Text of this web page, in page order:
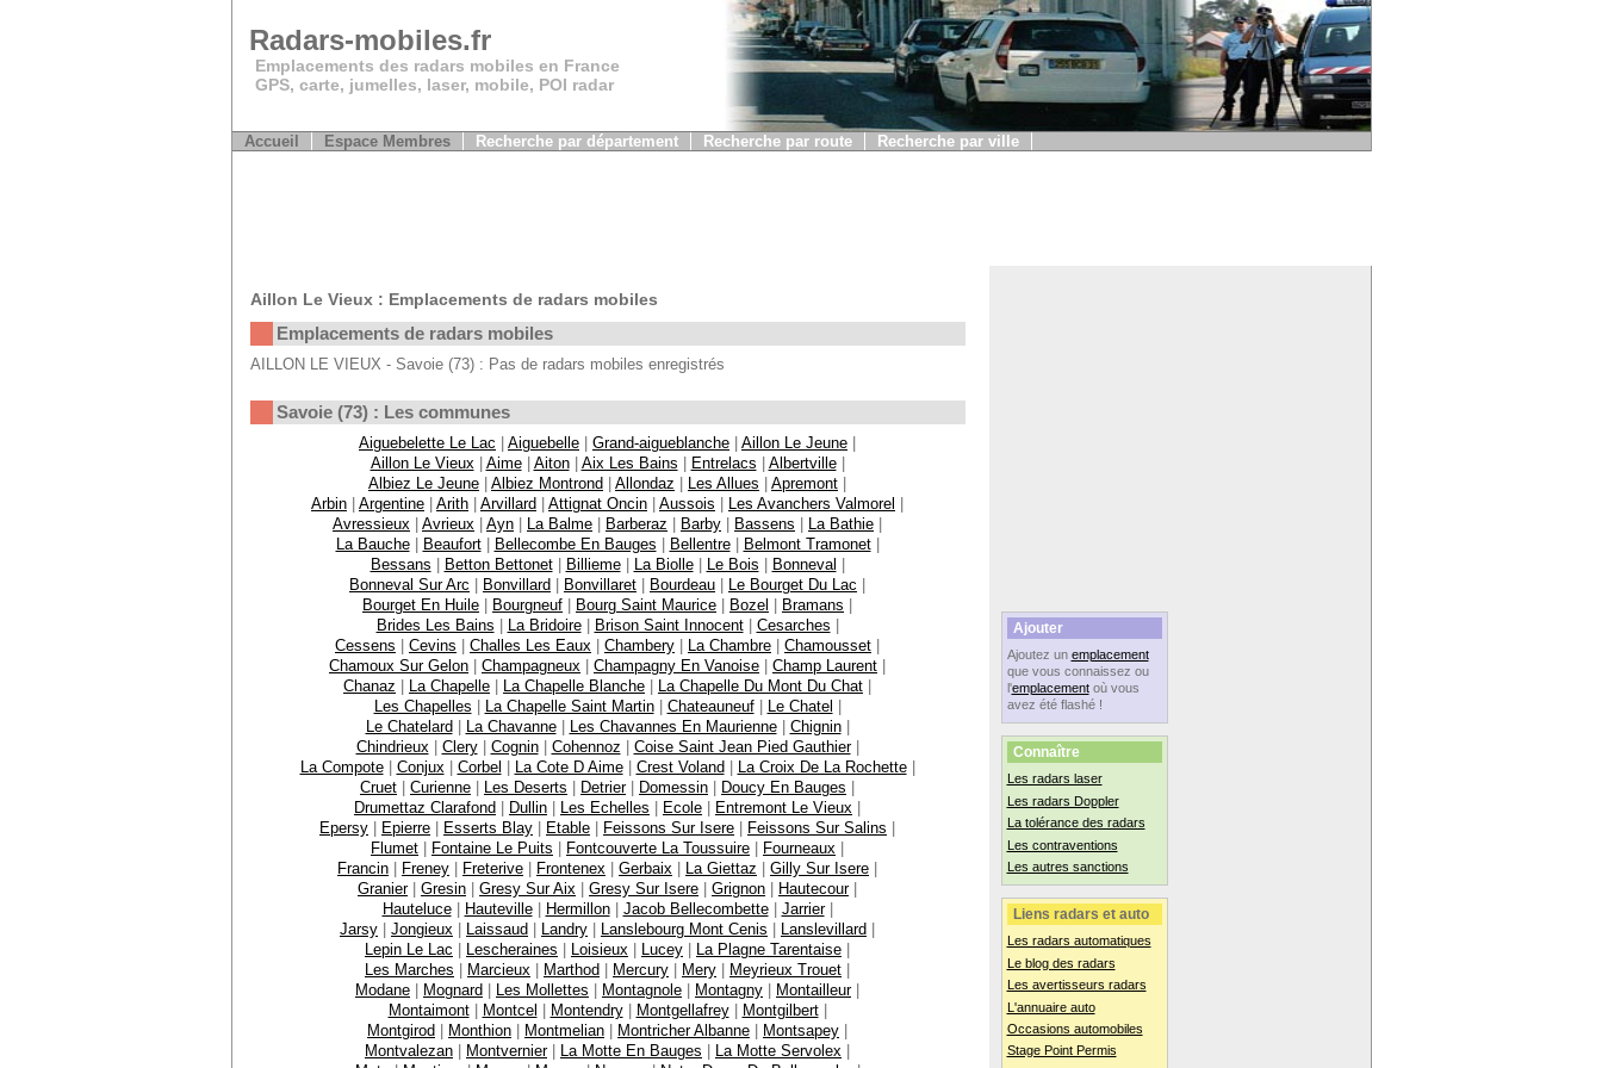
Radars-mobiles.fr
Emplacements des radars mobiles en France
GPS, carte, jumelles, laser, mobile, POI radar
Accueil Espace Membres Recherche par département Recherche par route Recherche par ville
Ajouter
Ajoutez un emplacement
que vous connaissez ou
l'emplacementoù vous
avez été flashé !
Connaître
Les radars laser
Les radars Doppler
La tolérance des radars
Les contraventions
Les autres sanctions
Liens radars et auto
Les radars automatiques
Le blog des radars
Les avertisseurs radars
L'annuaire auto
Occasions automobiles
Stage Point Permis
Aillon Le Vieux : Emplacements de radars mobiles
Emplacements de radars mobiles
AILLON LE VIEUX - Savoie (73) : Pas de radars mobiles enregistrés
Savoie (73) : Les communes
Aiguebelette Le Lac | Aiguebelle | Grand-aigueblanche | Aillon Le Jeune |
Aillon Le Vieux | Aime| Aiton| Aix Les Bains | Entrelacs | Albertville|
Albiez Le Jeune | Albiez Montrond | Allondaz | Les Allues | Apremont |
Arbin | Argentine | Arith | Arvillard | Attignat Oncin | Aussois | Les Avanchers Valmorel |
Avressieux | Avrieux | Ayn | La Balme | Barberaz | Barby | Bassens | La Bathie |
La Bauche| Beaufort| Bellecombe En Bauges | Bellentre| Belmont Tramonet|
Bessans | Betton Bettonet| Billieme| La Biolle| Le Bois | Bonneval |
Bonneval Sur Arc | Bonvillard | Bonvillaret | Bourdeau | Le Bourget Du Lac |
Bourget En Huile | Bourgneuf | Bourg Saint Maurice | Bozel | Bramans |
Brides Les Bains | La Bridoire| Brison Saint Innocent| Cesarches |
Cessens | Cevins | Challes Les Eaux | Chambery | La Chambre | Chamousset |
Chamoux Sur Gelon | Champagneux | Champagny En Vanoise | Champ Laurent |
Chanaz | La Chapelle | La Chapelle Blanche | La Chapelle Du Mont Du Chat |
Les Chapelles | La Chapelle Saint Martin| Chateauneuf| Le Chatel |
Le Chatelard| La Chavanne| Les Chavannes En Maurienne| Chignin|
Chindrieux | Clery| Cognin| Cohennoz | Coise Saint Jean Pied Gauthier|
La Compote| Conjux | Corbel | La Cote D Aime| Crest Voland| La Croix De La Rochette|
Cruet | Curienne | Les Deserts | Detrier| Domessin | Doucy En Bauges |
Drumettaz Clarafond | Dullin | Les Echelles | Ecole | Entremont Le Vieux |
Epersy | Epierre | Esserts Blay | Etable | Feissons Sur Isere | Feissons Sur Salins |
Flumet | Fontaine Le Puits | Fontcouverte La Toussuire | Fourneaux |
Francin | Freney | Freterive | Frontenex | Gerbaix | La Giettaz | Gilly Sur Isere |
Granier| Gresin | Gresy Sur Aix | Gresy Sur Isere | Grignon | Hautecour|
Hauteluce| Hauteville| Hermillon| Jacob Bellecombette| Jarrier|
Jarsy | Jongieux | Laissaud | Landry | Lanslebourg Mont Cenis | Lanslevillard |
Lepin Le Lac | Lescheraines | Loisieux | Lucey | La Plagne Tarentaise |
Les Marches | Marcieux | Marthod | Mercury | Mery | Meyrieux Trouet |
Modane | Mognard | Les Mollettes | Montagnole | Montagny | Montailleur|
Montaimont| Montcel | Montendry| Montgellafrey| Montgilbert|
Montgirod | Monthion | Montmelian | Montricher Albanne | Montsapey |
Montvalezan | Montvernier| La Motte En Bauges | La Motte Servolex |